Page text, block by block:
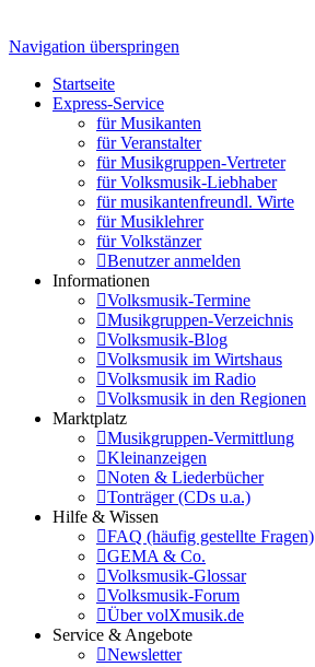
Navigation überspringen
Startseite
Express-Service
für Musikanten
für Veranstalter
für Musikgruppen-Vertreter
für Volksmusik-Liebhaber
für musikantenfreundl. Wirte
für Musiklehrer
für Volkstänzer
Benutzer anmelden
Informationen
Volksmusik-Termine
Musikgruppen-Verzeichnis
Volksmusik-Blog
Volksmusik im Wirtshaus
Volksmusik im Radio
Volksmusik in den Regionen
Marktplatz
Musikgruppen-Vermittlung
Kleinanzeigen
Noten & Liederbücher
Tonträger (CDs u.a.)
Hilfe & Wissen
FAQ (häufig gestellte Fragen)
GEMA & Co.
Volksmusik-Glossar
Volksmusik-Forum
Über volXmusik.de
Service & Angebote
Newsletter